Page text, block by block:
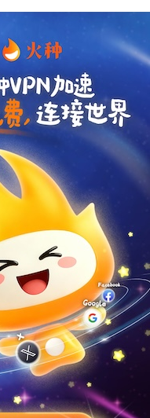
支持
支持[0] 反对[0]
支持[0] 反对[0]
蚂蚁加速器
器
点点加速器
速器
hammer加速器
青柠加速器